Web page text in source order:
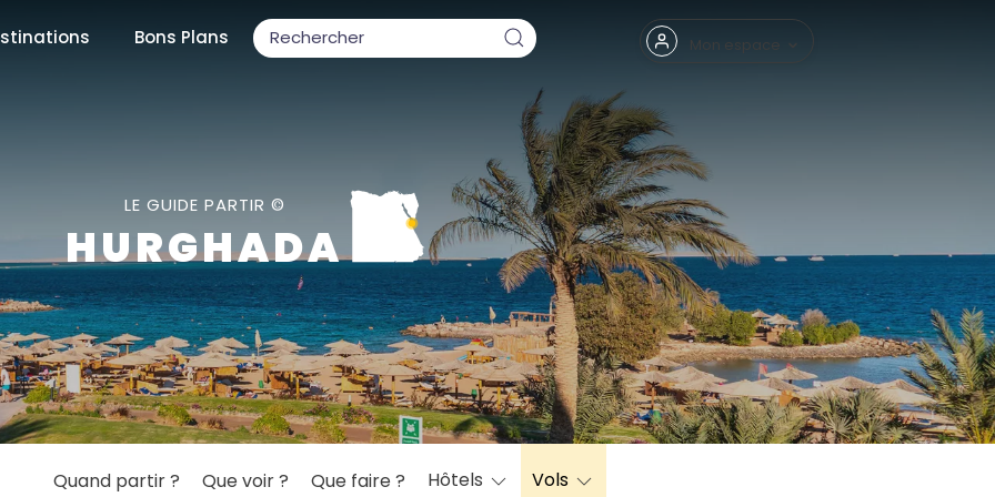
Bons Plans Mon espace
LE GUIDE PARTIR ©
HURGHADA
Quand partir ? Que voir ? Que faire ? Hôtels Vols
mois
Février Mars Avril Mai Juin Juillet Août
Septembre
Novembre Décembre